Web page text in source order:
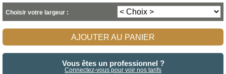
Choisir votre largeur :
AJOUTER AU PANIER
Vous êtes un professionnel ?
Connectez-vous pour voir nos tarifs